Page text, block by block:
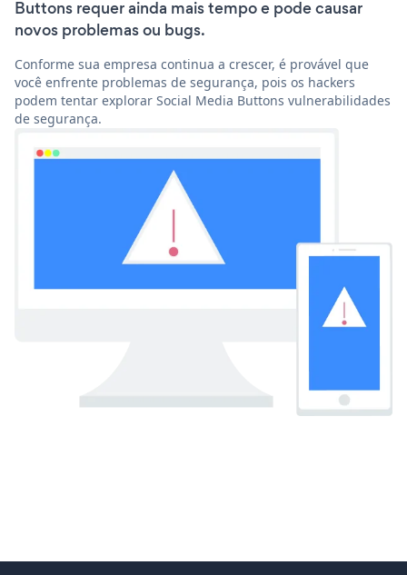
Buttons requer ainda mais tempo e pode causar
novos problemas ou bugs.
Conforme sua empresa continua a crescer, é provável que
você enfrente problemas de segurança, pois os hackers
podem tentar explorar Social Media Buttons vulnerabilidades
de segurança.